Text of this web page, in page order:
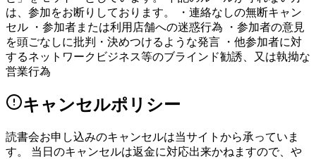
は、参加をお断りしております。 ・連絡なしの無断キャン
セル ・参加者または利用店舗への迷惑行為 ・参加者の意見
を頭ごなしに批判・決めつけるような発言 ・他参加者に対
するネットワークビジネス等のブラインド勧誘、又は執拗な
営業行為
キャンセルポリシー
読書会お申し込みのキャンセルは当サイトから承っていま
す。 当日のキャンセルは返金に対応出来かねますので、や